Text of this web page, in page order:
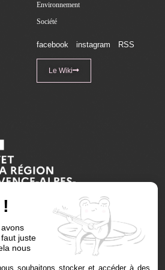
Environnement
Société
facebook instagram RSS
Le Wiki
juste
nous
souhaitons stocker et accéder à des